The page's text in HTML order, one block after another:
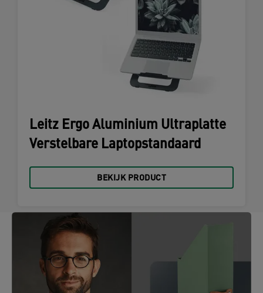
Leitz Ergo Aluminium Ultraplatte
Verstelbare Laptopstandaard
BEKIJK PRODUCT